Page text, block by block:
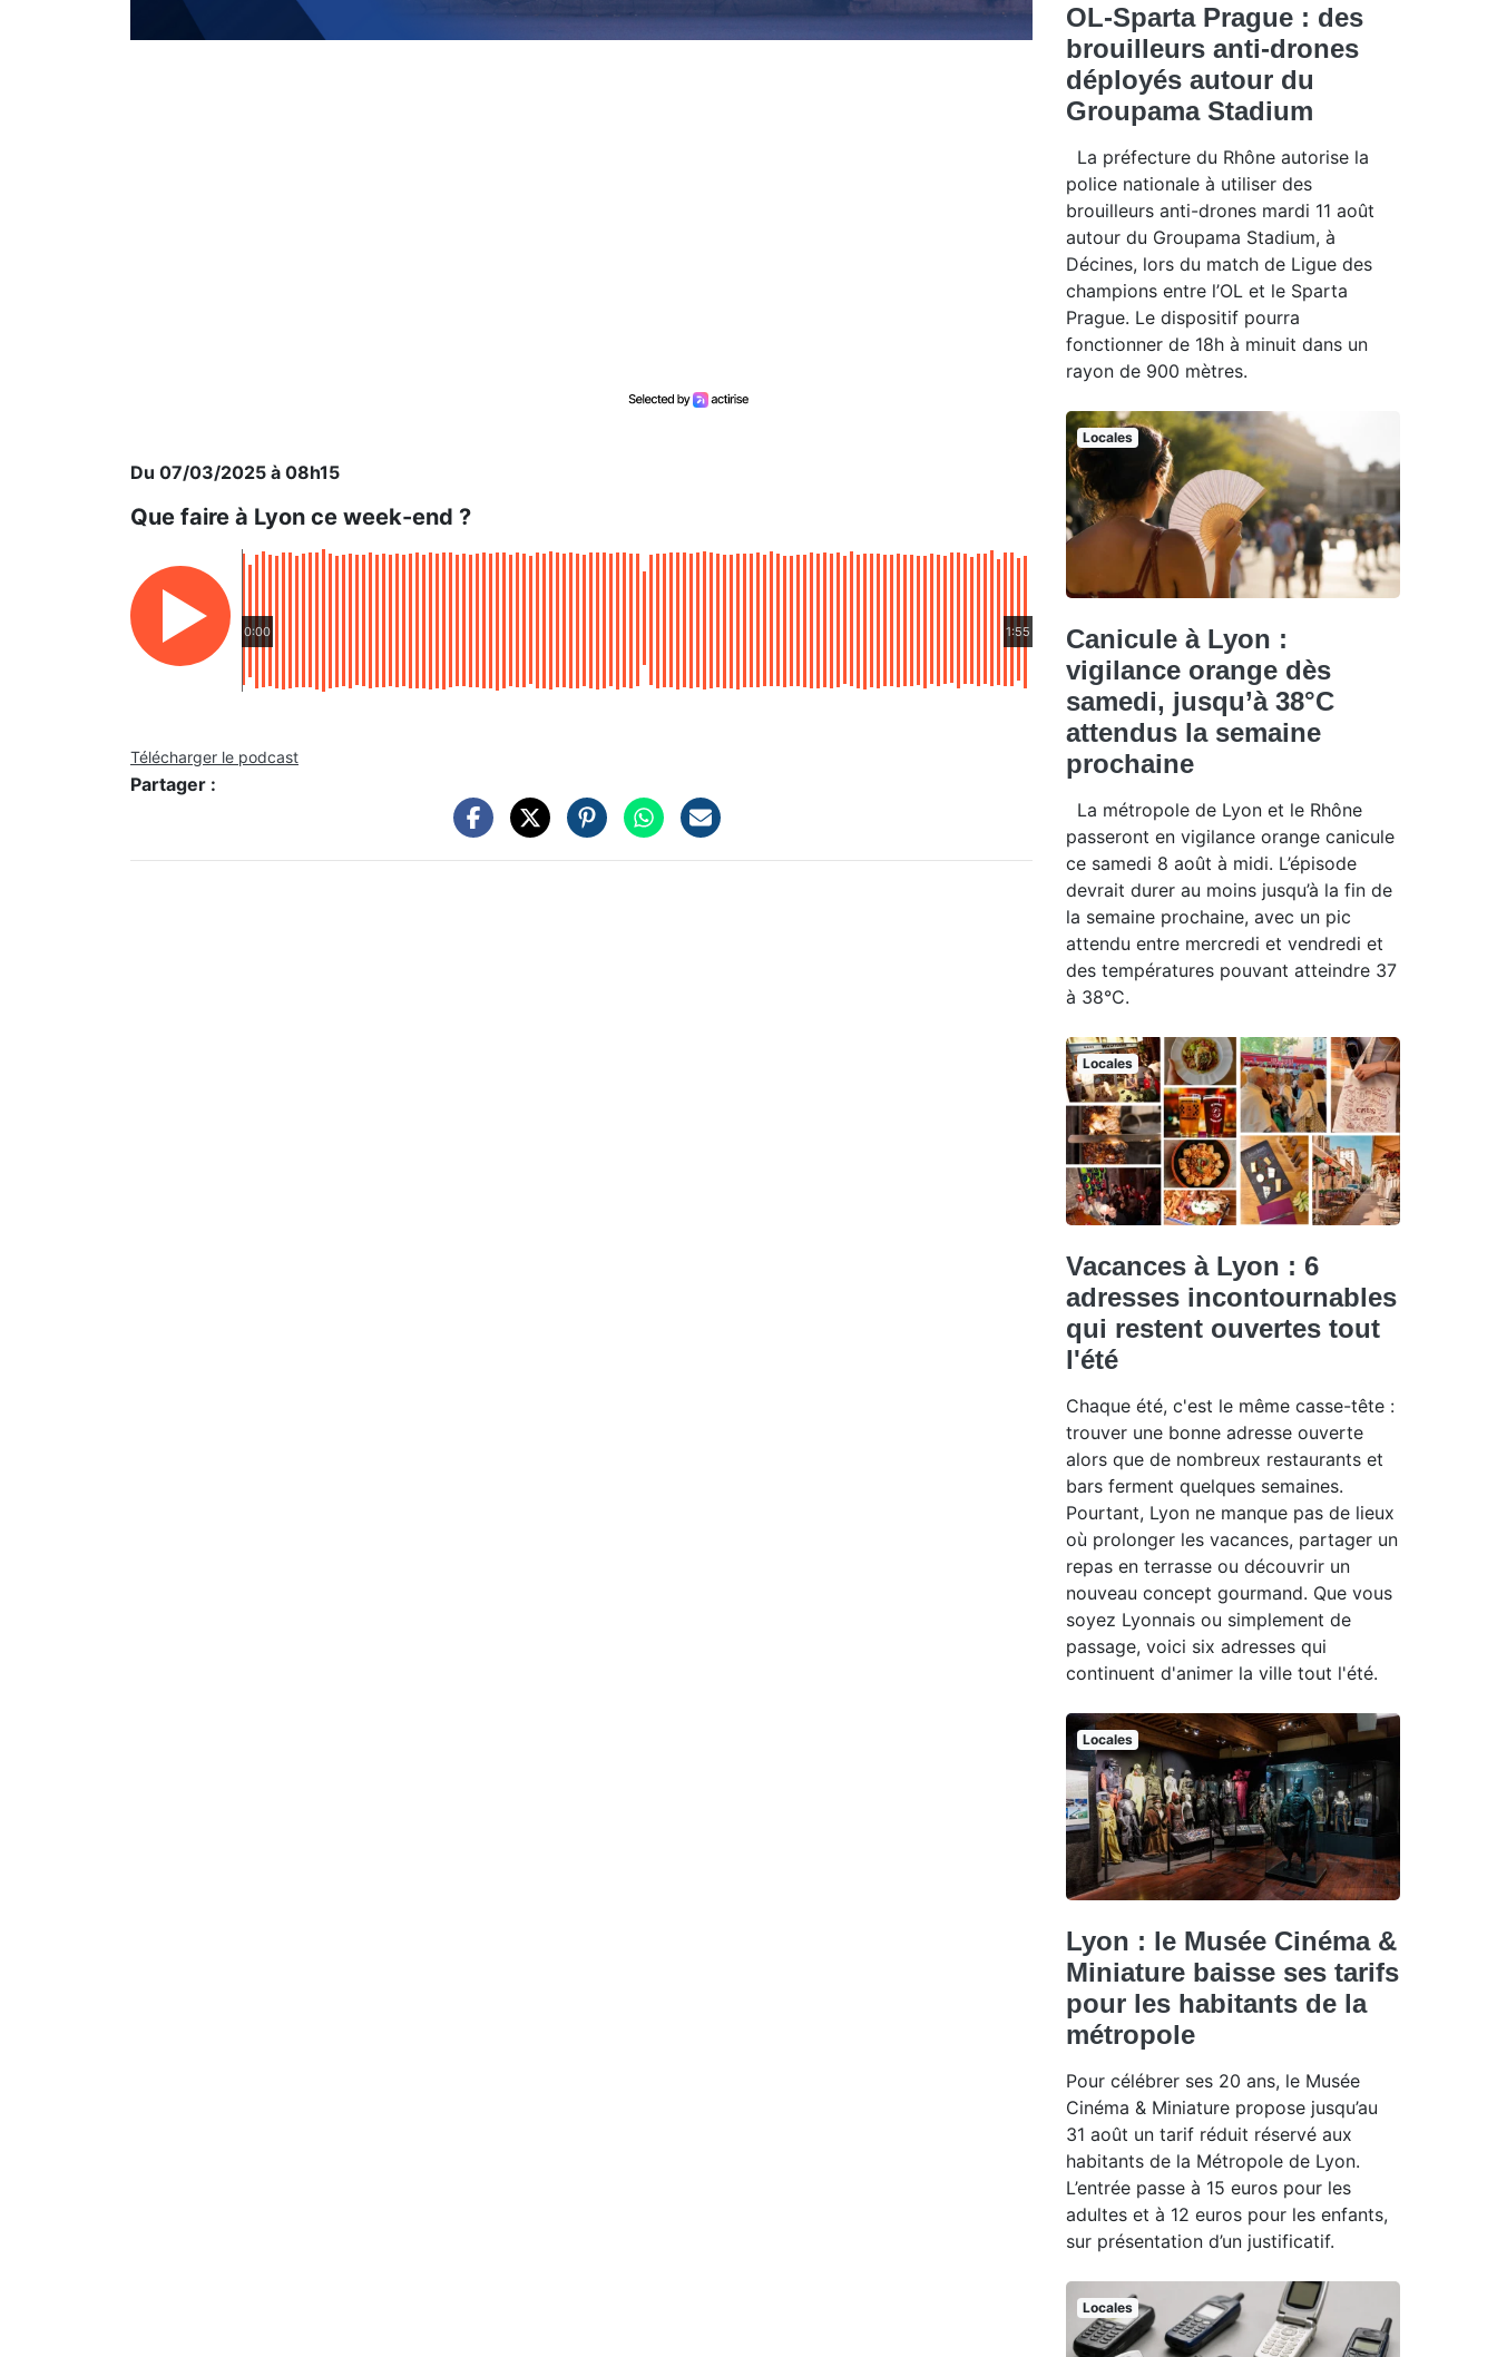
Du 07/03/2025 à 08h15
Que faire à Lyon ce week-end ?
0:00 1:55
Télécharger le podcast
Partager :
OL-Sparta Prague : des
brouilleurs anti-drones
déployés autour du
Groupama Stadium
La préfecture du Rhône autorise la
police nationale à utiliser des
brouilleurs anti-drones mardi 11 août
autour du Groupama Stadium, à
Décines, lors du match de Ligue des
champions entre l’OL et le Sparta
Prague. Le dispositif pourra
fonctionner de 18h à minuit dans un
rayon de 900 mètres.
Locales
Canicule à Lyon :
vigilance orange dès
samedi, jusqu’à 38°C
attendus la semaine
prochaine
La métropole de Lyon et le Rhône
passeront en vigilance orange canicule
ce samedi 8 août à midi. L’épisode
devrait durer au moins jusqu’à la fin de
la semaine prochaine, avec un pic
attendu entre mercredi et vendredi et
des températures pouvant atteindre 37
à 38°C.
Locales
Vacances à Lyon : 6
adresses incontournables
qui restent ouvertes tout
l'été
Chaque été, c'est le même casse-tête :
trouver une bonne adresse ouverte
alors que de nombreux restaurants et
bars ferment quelques semaines.
Pourtant, Lyon ne manque pas de lieux
où prolonger les vacances, partager un
repas en terrasse ou découvrir un
nouveau concept gourmand. Que vous
soyez Lyonnais ou simplement de
passage, voici six adresses qui
continuent d'animer la ville tout l'été.
Locales
Lyon : le Musée Cinéma &
Miniature baisse ses tarifs
pour les habitants de la
métropole
Pour célébrer ses 20 ans, le Musée
Cinéma & Miniature propose jusqu’au
31 août un tarif réduit réservé aux
habitants de la Métropole de Lyon.
L’entrée passe à 15 euros pour les
adultes et à 12 euros pour les enfants,
sur présentation d’un justificatif.
Locales